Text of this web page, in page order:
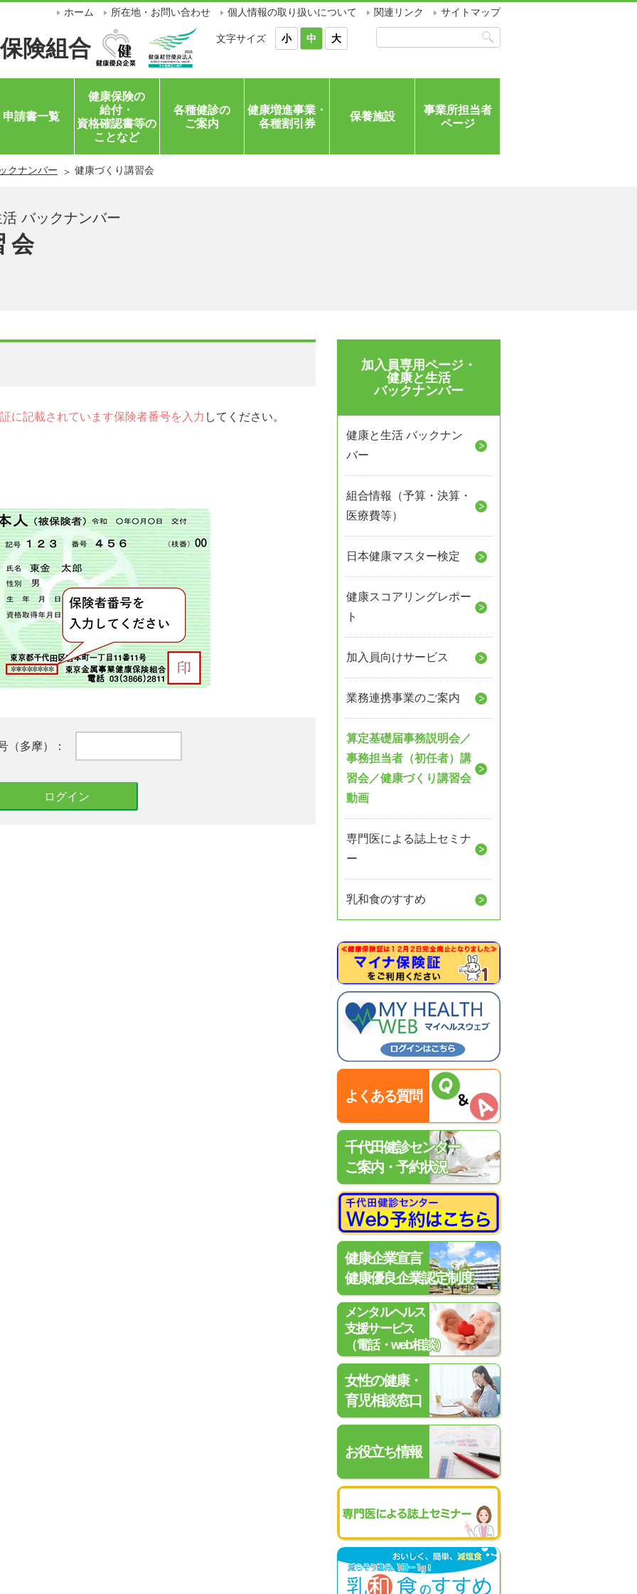
険組合
ホーム 所在地・お問い合わせ 個人情報の取り扱いについて 関連リンク サイトマップ
文字サイズ 小 中 大
申請書一覧
健康保険の
給付・
資格確認書等の
ことなど
各種健診の
ご案内
健康増進事業・
各種割引券
保養施設
事業所担当者
ページ
クナンバー 健康づくり講習会
バックナンバー
会
に記載されています保険者番号を入力 してください。
（多摩）：
加入員専用ページ・
健康と生活
バックナンバー
健康と生活 バックナン
バー
組合情報（予算・決算・
医療費等）
日本健康マスター検定
健康スコアリングレポー
ト
加入員向けサービス
業務連携事業のご案内
算定基礎届事務説明会／
事務担当者（初任者）講
習会／健康づくり講習会
動画
専門医による誌上セミナ
ー
乳和食のすすめ
よくある質問
千代田健診センター
ご案内・予約状況
健康企業宣言
健康優良企業認定制度
メンタルヘルス
支援サービス
（電話・web相談）
女性の健康・
育児相談窓口
お役立ち情報